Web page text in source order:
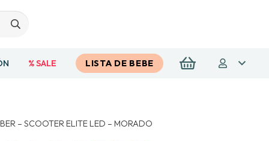
% SALE LISTA DE BEBE
– SCOOTER ELITE LED – MORADO